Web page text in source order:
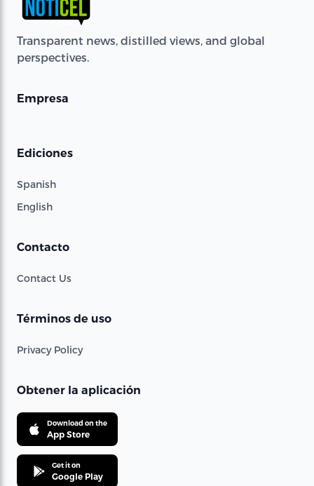
Transparent news, distilled views, and global
perspectives.
Empresa
Ediciones
Spanish
English
Contacto
Contact Us
Términos de uso
Privacy Policy
Obtener la aplicación
Download on the
App Store
Get it on
Google Play